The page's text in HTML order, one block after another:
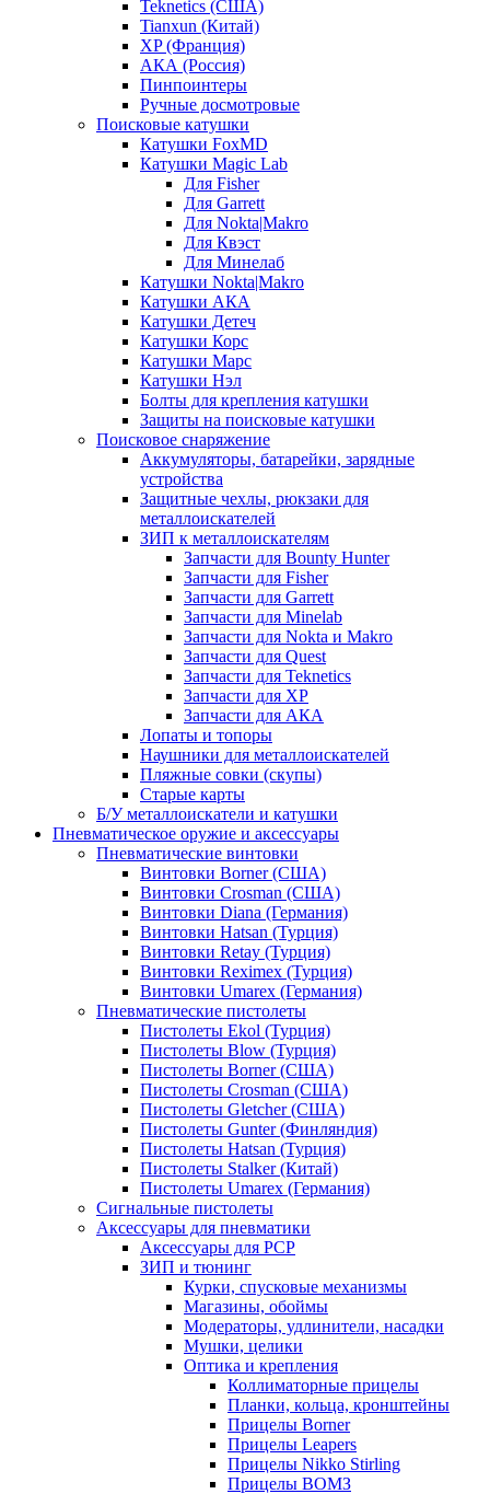
Teknetics (США)
Tianxun (Китай)
XP (Франция)
АКА (Россия)
Пинпоинтеры
Ручные досмотровые
Поисковые катушки
Катушки FoxMD
Катушки Magic Lab
Для Fisher
Для Garrett
Для Nokta|Makro
Для Квэст
Для Минелаб
Катушки Nokta|Makro
Катушки АКА
Катушки Детеч
Катушки Корс
Катушки Марс
Катушки Нэл
Болты для крепления катушки
Защиты на поисковые катушки
Поисковое снаряжение
Аккумуляторы, батарейки, зарядные
устройства
Защитные чехлы, рюкзаки для
металлоискателей
ЗИП к металлоискателям
Запчасти для Bounty Hunter
Запчасти для Fisher
Запчасти для Garrett
Запчасти для Minelab
Запчасти для Nokta и Makro
Запчасти для Quest
Запчасти для Teknetics
Запчасти для XP
Запчасти для АКА
Лопаты и топоры
Наушники для металлоискателей
Пляжные совки (скупы)
Старые карты
Б/У металлоискатели и катушки
Пневматическое оружие и аксессуары
Пневматические винтовки
Винтовки Borner (США)
Винтовки Crosman (США)
Винтовки Diana (Германия)
Винтовки Hatsan (Турция)
Винтовки Retay (Турция)
Винтовки Reximex (Турция)
Винтовки Umarex (Германия)
Пневматические пистолеты
Пистолеты Ekol (Турция)
Пистолеты Blow (Турция)
Пистолеты Borner (США)
Пистолеты Crosman (США)
Пистолеты Gletcher (США)
Пистолеты Gunter (Финляндия)
Пистолеты Hatsan (Турция)
Пистолеты Stalker (Китай)
Пистолеты Umarex (Германия)
Сигнальные пистолеты
Аксессуары для пневматики
Аксессуары для PCP
ЗИП и тюнинг
Курки, спусковые механизмы
Магазины, обоймы
Модераторы, удлинители, насадки
Мушки, целики
Оптика и крепления
Коллиматорные прицелы
Планки, кольца, кронштейны
Прицелы Borner
Прицелы Leapers
Прицелы Nikko Stirling
Прицелы ВОМЗ